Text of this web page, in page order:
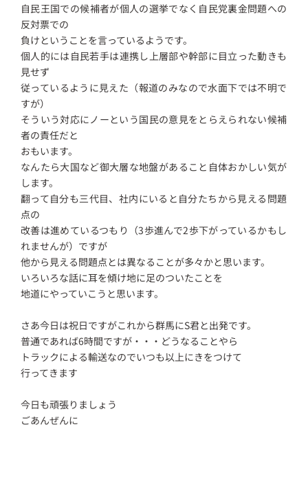
自民王国での候補者が個人の選挙でなく自民党裏金問題への
反対票での
負けということを言っているようです。
個人的には自民若手は連携し上層部や幹部に目立った動きも
見せず
従っているように見えた（報道のみなので水面下では不明で
すが）
そういう対応にノーという国民の意見をとらえられない候補
者の責任だと
おもいます。
なんたら大国など御大層な地盤があること自体おかしい気が
します。
翻って自分も三代目、社内にいると自分たちから見える問題
点の
改善は進めているつもり（3歩進んで2歩下がっているかもし
れませんが）ですが
他から見える問題点とは異なることが多々かと思います。
いろいろな話に耳を傾け地に足のついたことを
地道にやっていこうと思います。
さあ今日は祝日ですがこれから群馬にS君と出発です。
普通であれば6時間ですが・・・どうなることやら
トラックによる輸送なのでいつも以上にきをつけて
行ってきます
今日も頑張りましょう
ごあんぜんに